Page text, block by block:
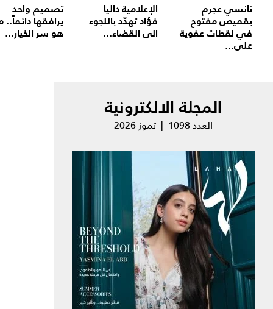
نانسي عجرم
بقميص مفتوح
في لقطات عفوية
على...
الإعلامية داليا
فؤاد تهدّد باللجوء
الى القضاء...
تصميم واحد
يرافقها دائماً..
هو سر الخيار...
المجلة الالكترونية
العدد 1098 | تموز 2026